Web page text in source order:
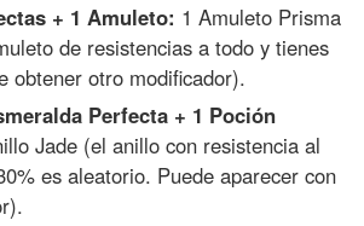
+ 1 Amuleto: 1 Amuleto Prisma
de resistencias a todo y tienes
obtener otro modificador).
Perfecta + 1 Poción
Jade (el anillo con resistencia al
es aleatorio. Puede aparecer con